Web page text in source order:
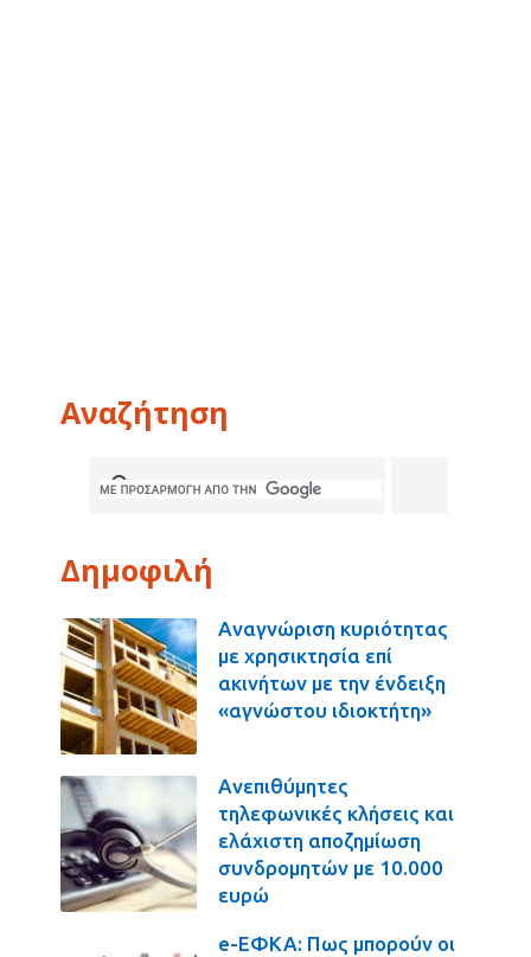
Αναζήτηση
Δημοφιλή
Αναγνώριση κυριότητας
με χρησικτησία επί
ακινήτων με την ένδειξη
«αγνώστου ιδιοκτήτη»
Ανεπιθύμητες
τηλεφωνικές κλήσεις και
ελάχιστη αποζημίωση
συνδρομητών με 10.000
ευρώ
e-ΕΦΚΑ: Πως μπορούν οι